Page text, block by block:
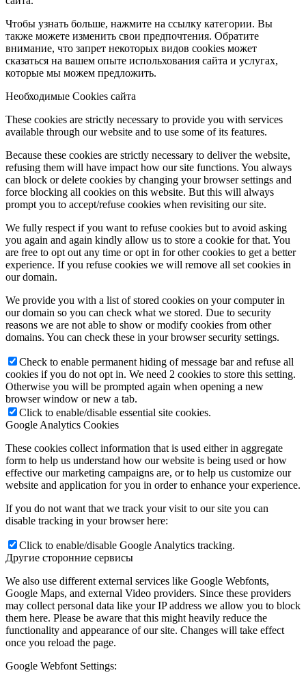
Чтобы узнать больше, нажмите на ссылку категории. Вы
также можете изменить свои предпочтения. Обратите
внимание, что запрет некоторых видов cookies может
сказаться на вашем опыте испольхования сайта и услугах,
которые мы можем предложить.
Необходимые Cookies сайта
These cookies are strictly necessary to provide you with services
available through our website and to use some of its features.
Because these cookies are strictly necessary to deliver the website,
refusing them will have impact how our site functions. You always
can block or delete cookies by changing your browser settings and
force blocking all cookies on this website. But this will always
prompt you to accept/refuse cookies when revisiting our site.
We fully respect if you want to refuse cookies but to avoid asking
you again and again kindly allow us to store a cookie for that. You
are free to opt out any time or opt in for other cookies to get a better
experience. If you refuse cookies we will remove all set cookies in
our domain.
We provide you with a list of stored cookies on your computer in
our domain so you can check what we stored. Due to security
reasons we are not able to show or modify cookies from other
domains. You can check these in your browser security settings.
Check to enable permanent hiding of message bar and refuse all
cookies if you do not opt in. We need 2 cookies to store this setting.
Otherwise you will be prompted again when opening a new
browser window or new a tab.
Click to enable/disable essential site cookies.
Google Analytics Cookies
These cookies collect information that is used either in aggregate
form to help us understand how our website is being used or how
effective our marketing campaigns are, or to help us customize our
website and application for you in order to enhance your experience.
If you do not want that we track your visit to our site you can
disable tracking in your browser here:
Click to enable/disable Google Analytics tracking.
Другие сторонние сервисы
We also use different external services like Google Webfonts,
Google Maps, and external Video providers. Since these providers
may collect personal data like your IP address we allow you to block
them here. Please be aware that this might heavily reduce the
functionality and appearance of our site. Changes will take effect
once you reload the page.
Google Webfont Settings: